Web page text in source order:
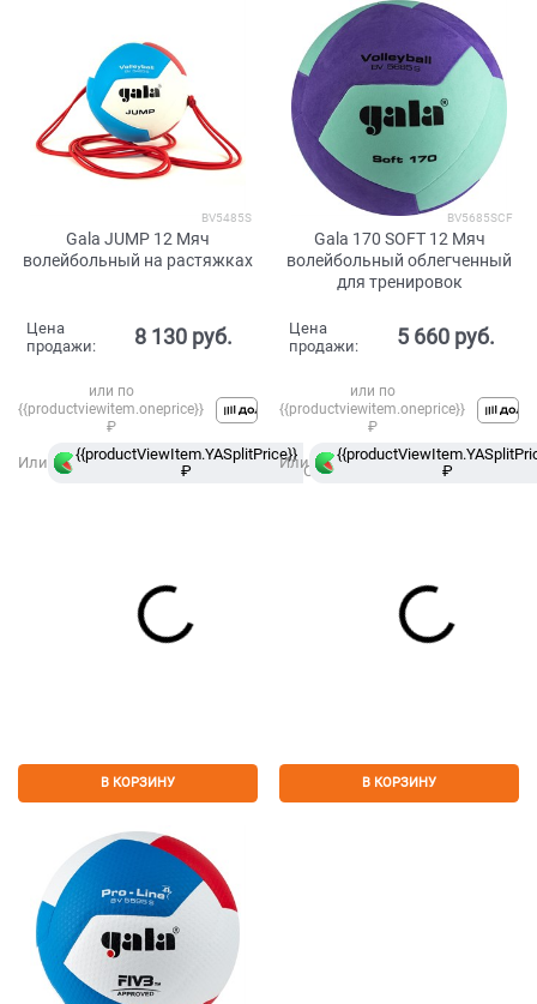
BV5485S
Gala JUMP 12 Мяч
волейбольный на растяжках
Цена
продажи:
8 130 руб.
или по
{{productviewitem.oneprice}}
₽
Или
{{productViewItem.YASplitPrice}}
₽
в
Сплит
В КОРЗИНУ
BV5685SCF
Gala 170 SOFT 12 Мяч
волейбольный облегченный
для тренировок
Цена
продажи:
5 660 руб.
или по
{{productviewitem.oneprice}}
₽
Или
₽
В КОРЗИНУ